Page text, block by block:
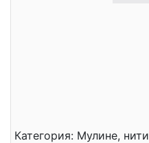
Категория: Мулине, нити